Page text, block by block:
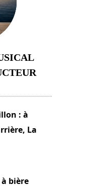
: à
La
à bière